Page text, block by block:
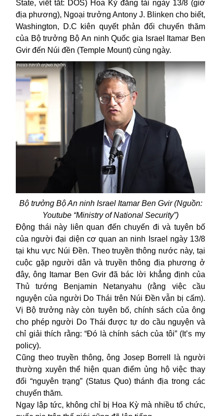
State, viết tắt: DOS) Hoa Kỳ đăng tải ngày 13/8 (giờ
địa phương), Ngoại trưởng Antony J. Blinken cho biết,
Washington, D.C kiên quyết phản đối chuyến thăm
của Bộ trưởng Bộ An ninh Quốc gia Israel Itamar Ben
Gvir đến Núi đền (Temple Mount) cùng ngày.
Bộ trưởng Bộ An ninh Israel Itamar Ben Gvir (Nguồn:
Youtube “Ministry of National Security”)
Động thái này liên quan đến chuyến đi và tuyên bố
của người đại diện cơ quan an ninh Israel ngày 13/8
tại khu vực Núi Đền. Theo truyền thông nước này, tại
cuộc gặp người dân và truyền thông địa phương ở
đây, ông Itamar Ben Gvir đã bác lời khẳng định của
Thủ tướng Benjamin Netanyahu (rằng việc cầu
nguyện của người Do Thái trên Núi Đền vẫn bị cấm).
Vị Bộ trưởng này còn tuyên bố, chính sách của ông
cho phép người Do Thái được tự do cầu nguyện và
chỉ giải thích rằng: “Đó là chính sách của tôi” (It’s my
policy).
Cũng theo truyền thông, ông Josep Borrell là người
thường xuyên thể hiện quan điểm ủng hộ việc thay
đổi “nguyên trạng” (Status Quo) thánh địa trong các
chuyến thăm.
Ngay lập tức, không chỉ bị Hoa Kỳ mà nhiều tổ chức,